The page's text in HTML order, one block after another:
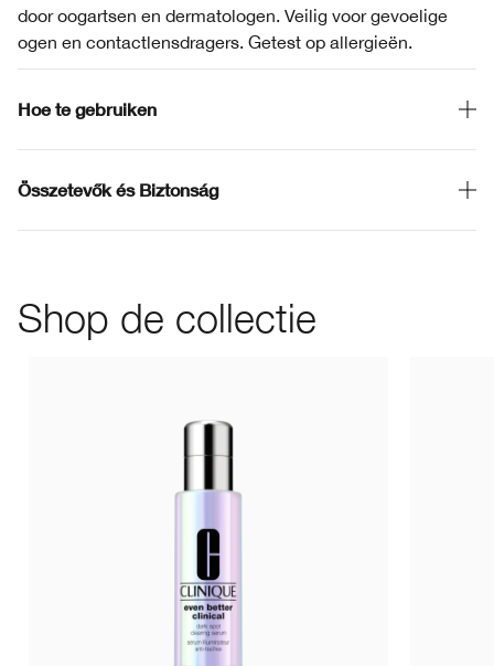
door oogartsen en dermatologen. Veilig voor gevoelige
ogen en contactlensdragers. Getest op allergieën.
Hoe te gebruiken
Összetevők és Biztonság
Shop de collectie